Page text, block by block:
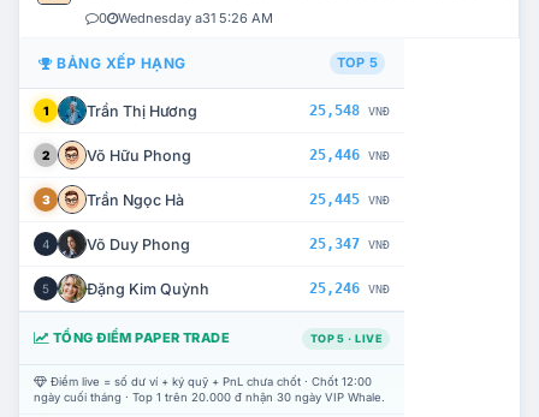
0 Wednesday a31 5:26 AM
BẢNG XẾP HẠNG TOP 5
1 Trần Thị Hương 25,548 VNĐ
2 Võ Hữu Phong 25,446 VNĐ
3 Trần Ngọc Hà 25,445 VNĐ
4 Võ Duy Phong 25,347 VNĐ
5 Đặng Kim Quỳnh 25,246 VNĐ
TỔNG ĐIỂM PAPER TRADE TOP 5 · LIVE
Điểm live = số dư ví + ký quỹ + PnL chưa chốt · Chốt 12:00
ngày cuối tháng · Top 1 trên 20.000 đ nhận 30 ngày VIP Whale.